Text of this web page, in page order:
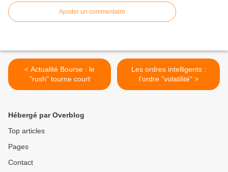
Ajouter un commentaire
< Actualité Bourse : le
"rush" tourne court
Les ordres intelligents :
l'ordre "volatilité" >
Hébergé par Overblog
Top articles
Pages
Contact